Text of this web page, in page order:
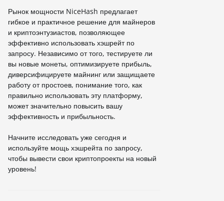
Рынок мощности NiceHash предлагает
гибкое и практичное решение для майнеров
и криптоэнтузиастов, позволяющее
эффективно использовать хэшрейт по
запросу. Независимо от того, тестируете ли
вы новые монеты, оптимизируете прибыль,
диверсифицируете майнинг или защищаете
работу от простоев, понимание того, как
правильно использовать эту платформу,
может значительно повысить вашу
эффективность и прибыльность.
Начните исследовать уже сегодня и
используйте мощь хэшрейта по запросу,
чтобы вывести свои криптопроекты на новый
уровень!